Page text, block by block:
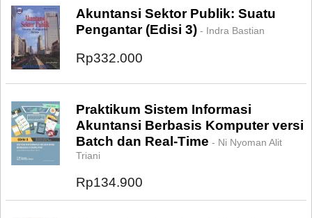
Akuntansi Sektor Publik: Suatu
Pengantar (Edisi 3) - Indra Bastian
Rp332.000
Praktikum Sistem Informasi
Akuntansi Berbasis Komputer versi
Batch dan Real-Time - Ni Nyoman Alit
Triani
Rp134.900